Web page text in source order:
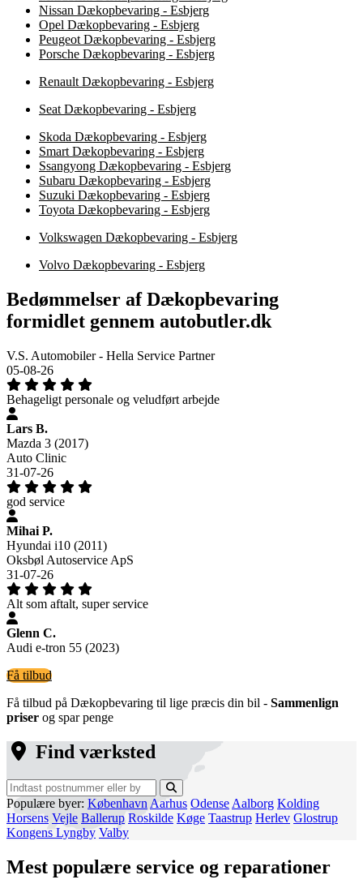
Nissan Dækopbevaring - Esbjerg
Opel Dækopbevaring - Esbjerg
Peugeot Dækopbevaring - Esbjerg
Porsche Dækopbevaring - Esbjerg
Renault Dækopbevaring - Esbjerg
Seat Dækopbevaring - Esbjerg
Skoda Dækopbevaring - Esbjerg
Smart Dækopbevaring - Esbjerg
Ssangyong Dækopbevaring - Esbjerg
Subaru Dækopbevaring - Esbjerg
Suzuki Dækopbevaring - Esbjerg
Toyota Dækopbevaring - Esbjerg
Volkswagen Dækopbevaring - Esbjerg
Volvo Dækopbevaring - Esbjerg
Bedømmelser af Dækopbevaring
formidlet gennem autobutler.dk
V.S. Automobiler - Hella Service Partner
05-08-26
Behageligt personale og veludført arbejde
Lars B.
Mazda 3 (2017)
Auto Clinic
31-07-26
god service
Mihai P.
Hyundai i10 (2011)
Oksbøl Autoservice ApS
31-07-26
Alt som aftalt, super service
Glenn C.
Audi e-tron 55 (2023)
Få tilbud
Få tilbud på Dækopbevaring til lige præcis din bil - Sammenlign
priser og spar penge
Find værksted
Populære byer: København Aarhus Odense Aalborg Kolding
Horsens Vejle Ballerup Roskilde Køge Taastrup Herlev Glostrup
Kongens Lyngby Valby
Mest populære service og reparationer